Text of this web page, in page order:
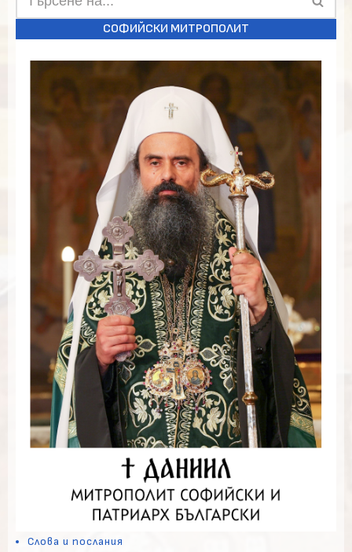
СОФИЙСКИ МИТРОПОЛИТ
Слова и послания